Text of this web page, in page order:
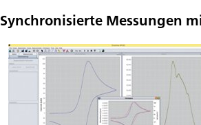
Synchronisierte Messungen